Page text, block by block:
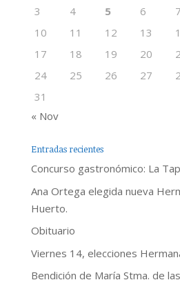
3
4 5 6 7
10
11 12 13
17
18 19 20
24
25 26 27
31
« Nov
Entradas recientes
Concurso gastronómico: La
Ana Ortega elegida nueva
Huerto.
Obituario
Viernes 14, elecciones
Bendición de María Stma. de